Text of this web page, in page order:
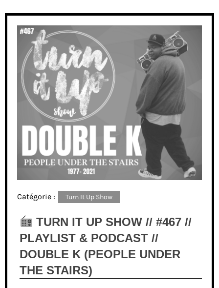
Catégorie : Turn It Up Show
TURN IT UP SHOW // #467 //
PLAYLIST & PODCAST //
DOUBLE K (PEOPLE UNDER
THE STAIRS)